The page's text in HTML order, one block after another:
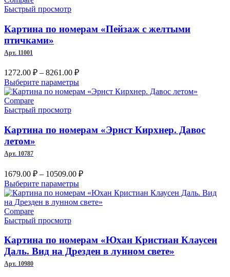
Опции
можно
товара.
Быстрый просмотр
Картина по номерам «Пейзаж с желтыми
птичками»
Арт. 11001
1272.00 ₽ – 8261.00 ₽Диапазон
цен:
1272.00 ₽
Выберите параметрыЭтот
товар
Опции
можно
товара.
Compare
Быстрый просмотр
Картина по номерам «Эрнст Кирхнер. Давос
летом»
Арт. 10787
1679.00 ₽ – 10509.00 ₽Диапазон
1679.00 ₽
–
Выберите параметрыЭтот
товар
имеет
можно
выбрать
на
Compare
Быстрый просмотр
Картина по номерам «Юхан Кристиан Клаусен
Даль. Вид на Дрезден в лунном свете»
Арт. 10980